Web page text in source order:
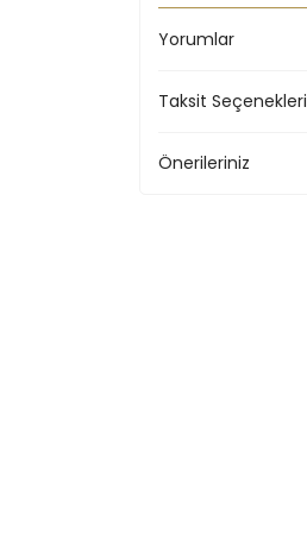
Yorumlar
Taksit Seçenekleri
Önerileriniz